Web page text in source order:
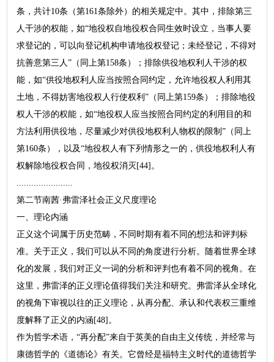
条，共计10条（第161条除外）的相关规定中。其中，排除第三
人干涉的权能，如“地役权自地役权合同生效时设立，当事人要
求登记的，可以向登记机构申请地役权登记；未经登记，不得对
抗善意第三人”（同上第158条）；排除供役地权利人干涉的权
能，如“供役地权利人应当按照合同约定，允许地役权人利用其
土地，不得妨害地役权人行使权利”（同上第159条）；排除地役
权人干涉的权能，如“地役权人应当按照合同约定的利用目的和
方法利用供役地，尽量减少对供役地权利人物权的限制”（同上
第160条），以及“地役权人有下列情形之一的，供役地权利人有
权解除地役权合同，地役权消灭[44]。
.......................
第二节南茜·弗雷泽社会正义尺度理论
一、理论内涵
正义这个词属于历史范畴，不同时期有着不同的想法和评判标
准。关于正义，我们可以从不同的角度进行分析。随着世界全球
化的发展，我们对正义一词的分析和评判也有着不同的视角。在
这里，弗雷泽的正义理论值得我们关注和研究。弗雷泽从全球化
的视角下审视以往的正义理论，从再分配、承认和代表权三重维
度解释了正义的内涵[48]。
作为哲学术语，“再分配”来自于英美的自由主义传统，并经常与
康德哲学的《道德论》有关。它曾经是福特主义时代的道德哲学